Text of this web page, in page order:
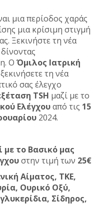
μια περίοδος χαράς
μια κρίσιμη στιγμή
Ξεκινήστε τη νέα
Ο Όμιλος Ιατρική
τη νέα
σας έλεγχο
ΤSH μαζί με το
Ελέγχουαπό τις 15
2024.
με το Βασικό μας
στην τιμή των 25€
Αίματος, ΤΚΕ,
Ουρικό Οξύ,
Σίδηρος,